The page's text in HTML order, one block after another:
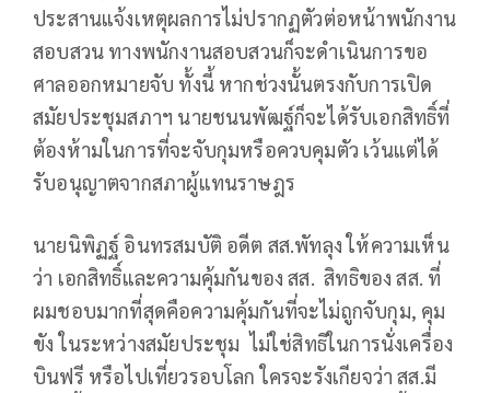
ประสานแจ้งเหตุผลการไม่ปรากฏตัวต่อหน้าพนักงาน
สอบสวน ทางพนักงานสอบสวนก็จะดำเนินการขอ
ศาลออกหมายจับ ทั้งนี้ หากช่วงนั้นตรงกับการเปิด
สมัยประชุมสภาฯ นายชนนพัฒฐ์ก็จะได้รับเอกสิทธิ์ที่
ต้องห้ามในการที่จะจับกุมหรือควบคุมตัว เว้นแต่ได้
รับอนุญาตจากสภาผู้แทนราษฎร
นายนิพิฏฐ์ อินทรสมบัติ อดีต สส.พัทลุง ให้ความเห็น
ว่า เอกสิทธิ์และความคุ้มกันของ สส. สิทธิของ สส. ที่
ผมชอบมากที่สุดคือความคุ้มกันที่จะไม่ถูกจับกุม, คุม
ขัง ในระหว่างสมัยประชุม ไม่ใช่สิทธิในการนั่งเครื่อง
บินฟรี หรือไปเที่ยวรอบโลก ใครจะรังเกียจว่า สส.มี